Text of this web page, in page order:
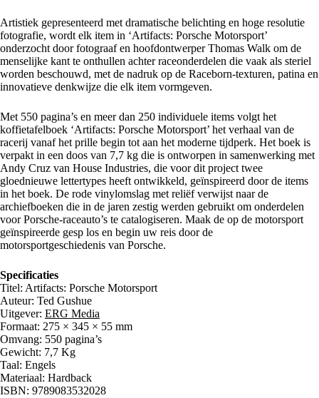
Artistiek gepresenteerd met dramatische belichting en hoge resolutie
fotografie, wordt elk item in ‘Artifacts: Porsche Motorsport’
onderzocht door fotograaf en hoofdontwerper Thomas Walk om de
menselijke kant te onthullen achter raceonderdelen die vaak als steriel
worden beschouwd, met de nadruk op de Raceborn-texturen, patina en
innovatieve denkwijze die elk item vormgeven.
Met 550 pagina’s en meer dan 250 individuele items volgt het
koffietafelboek ‘Artifacts: Porsche Motorsport’ het verhaal van de
racerij vanaf het prille begin tot aan het moderne tijdperk. Het boek is
verpakt in een doos van 7,7 kg die is ontworpen in samenwerking met
Andy Cruz van House Industries, die voor dit project twee
gloednieuwe lettertypes heeft ontwikkeld, geïnspireerd door de items
in het boek. De rode vinylomslag met reliëf verwijst naar de
archiefboeken die in de jaren zestig werden gebruikt om onderdelen
voor Porsche-raceauto’s te catalogiseren. Maak de op de motorsport
geïnspireerde gesp los en begin uw reis door de
motorsportgeschiedenis van Porsche.
Specificaties
Titel: Artifacts: Porsche Motorsport
Auteur: Ted Gushue
Uitgever: ERG Media
Formaat: 275 × 345 × 55 mm
Omvang: 550 pagina’s
Gewicht: 7,7 Kg
Taal: Engels
Materiaal: Hardback
ISBN: 9789083532028